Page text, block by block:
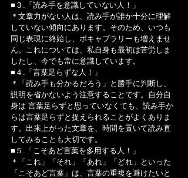
■３.「読み手を意識していない人！」
＊文章力がない人は、読み手が誰か十分に理解
していない傾向にあります。そのため、いつも
同じ表現に終始し、ボキャブラリーも増えませ
ん。これについては、私自身も最初は苦労しま
したし、今でも常に意識しています。
■４.「言葉足らずな人！」
＊「読み手も分かるだろう」と勝手に判断し、
説明を省かないよう注意することです。自分自
身は 言葉足らずと思っていなくても、読み手か
らは言葉足らずと捉えられることがよくありま
す。出来上がった文章を、時間を置いて読み直
してみることも大切です。
■５.「こそあど言葉を多用する人！」
＊「これ」「それ」「あれ」「どれ」といった
「こそあど言葉」は、言葉の重複を避けたいと